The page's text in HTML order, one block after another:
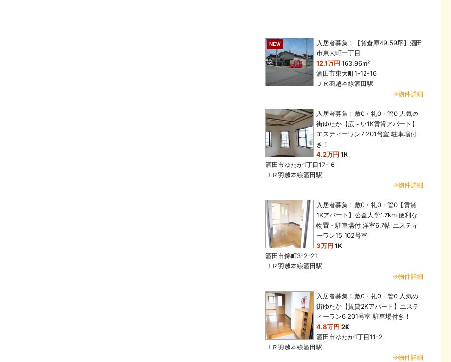
NEW
入居者募集！【貸倉庫49.59坪】酒田
市東大町一丁目
12.1万円163.96m²
酒田市東大町1-12-16
ＪＲ羽越本線酒田駅
→物件詳細
入居者募集！敷0・礼0・管0 人気の
街ゆたか【広～い1K賃貸アパート】
エスティーワン7 201号室 駐車場付
き！
4.2万円1K
酒田市ゆたか1丁目17-16
ＪＲ羽越本線酒田駅
→物件詳細
入居者募集！敷0・礼0・管0【賃貸
1Kアパート】公益大学1.7km 便利な
物置・駐車場付 洋室6.7帖 エスティ
ーワン15 102号室
3万円1K
酒田市錦町3-2-21
ＪＲ羽越本線酒田駅
→物件詳細
入居者募集！敷0・礼0・管0 人気の
街ゆたか【賃貸2Kアパート】エステ
ィーワン6 201号室 駐車場付き！
4.8万円2K
酒田市ゆたか1丁目11-2
ＪＲ羽越本線酒田駅
→物件詳細